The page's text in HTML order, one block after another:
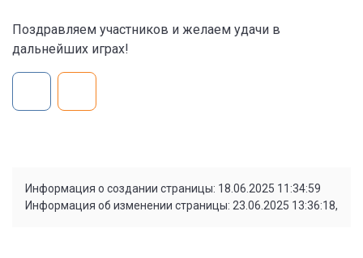
Поздравляем участников и желаем удачи в
дальнейших играх!
Информация о создании страницы: 18.06.2025 11:34:59
Информация об изменении страницы: 23.06.2025 13:36:18,